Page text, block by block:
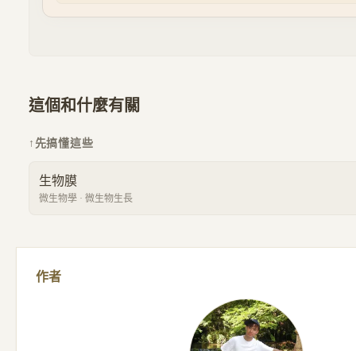
這個和什麼有關
↑ 先搞懂這些
生物膜
微生物學 · 微生物生長
作者